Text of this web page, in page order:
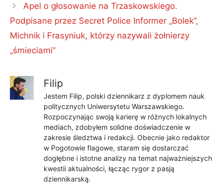
Apel o głosowanie na Trzaskowskiego.
Podpisane przez Secret Police Informer „Bolek”,
Michnik i Frasyniuk, którzy nazywali żołnierzy
„śmieciami”
Filip
Jestem Filip, polski dziennikarz z dyplomem nauk
politycznych Uniwersytetu Warszawskiego.
Rozpoczynając swoją karierę w różnych lokalnych
mediach, zdobyłem solidne doświadczenie w
zakresie śledztwa i redakcji. Obecnie jako redaktor
w Pogotowie flagowe, staram się dostarczać
dogłębne i istotne analizy na temat najważniejszych
kwestii aktualności, łącząc rygor z pasją
dziennikarską.